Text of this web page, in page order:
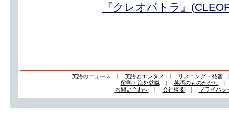
『クレオパトラ』
英語のニュース | 英語とエンタメ | リスニング・発音
留学・海外就職| 英語のものがたり
お問い合わせ| 会社概要| プライバシ